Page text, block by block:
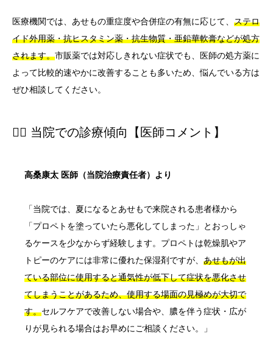
医療機関では、あせもの重症度や合併症の有無に応じて、 ステロ
イド外用薬・抗ヒスタミン薬・抗生物質・亜鉛華軟膏などが処方
されます。市販薬では対応しきれない症状でも、医師の処方薬に
よって比較的速やかに改善することも多いため、悩んでいる方は
ぜひ相談してください。
👨‍⚕️ 当院での診療傾向【医師コメント】
高桑康太 医師（当院治療責任者）より
「当院では、夏になるとあせもで来院される患者様から
「プロペトを塗っていたら悪化してしまった」とおっしゃ
るケースを少なからず経験します。プロペトは乾燥肌やア
トピーのケアには非常に優れた保湿剤ですが、 あせもが出
ている部位に使用すると通気性が低下して症状を悪化させ
てしまうことがあるため、使用する場面の見極めが大切で
す。セルフケアで改善しない場合や、膿を伴う症状・広が
りが見られる場合はお早めにご相談ください。」